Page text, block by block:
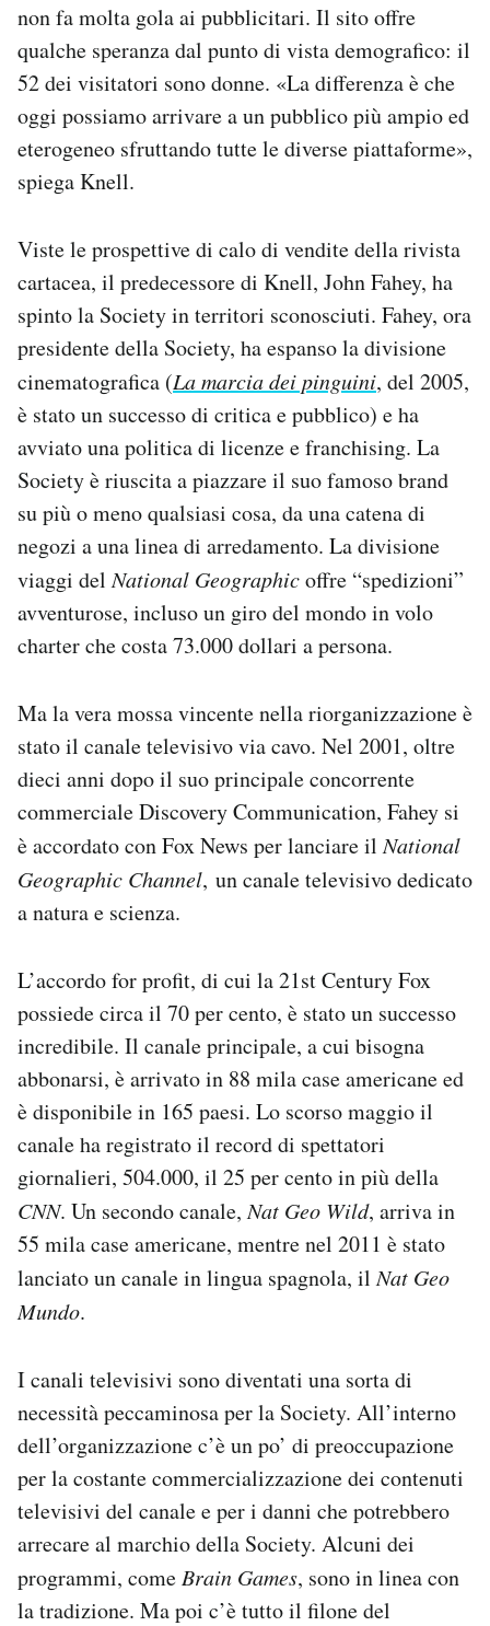
non fa molta gola ai pubblicitari. Il sito offre
qualche speranza dal punto di vista demografico: il
52 dei visitatori sono donne. «La differenza è che
oggi possiamo arrivare a un pubblico più ampio ed
eterogeneo sfruttando tutte le diverse piattaforme»,
spiega Knell.
Viste le prospettive di calo di vendite della rivista
cartacea, il predecessore di Knell, John Fahey, ha
spinto la Society in territori sconosciuti. Fahey, ora
presidente della Society, ha espanso la divisione
cinematografica (La marcia dei pinguini, del 2005,
è stato un successo di critica e pubblico) e ha
avviato una politica di licenze e franchising. La
Society è riuscita a piazzare il suo famoso brand
su più o meno qualsiasi cosa, da una catena di
negozi a una linea di arredamento. La divisione
viaggi delNational Geographicoffre “spedizioni”
avventurose, incluso un giro del mondo in volo
charter che costa 73.000 dollari a persona.
Ma la vera mossa vincente nella riorganizzazione è
stato il canale televisivo via cavo. Nel 2001, oltre
dieci anni dopo il suo principale concorrente
commerciale Discovery Communication, Fahey si
è accordato con Fox News per lanciare ilNational
Geographic Channel, un canale televisivo dedicato
a natura e scienza.
L’accordo for profit, di cui la 21st Century Fox
possiede circa il 70 per cento, è stato un successo
incredibile. Il canale principale, a cui bisogna
abbonarsi, è arrivato in 88 mila case americane ed
è disponibile in 165 paesi. Lo scorso maggio il
canale ha registrato il record di spettatori
giornalieri, 504.000, il 25 per cento in più della
CNN. Un secondo canale,Nat Geo Wild, arriva in
55 mila case americane, mentre nel 2011 è stato
lanciato un canale in lingua spagnola, ilNat Geo
Mundo.
I canali televisivi sono diventati una sorta di
necessità peccaminosa per la Society. All’interno
dell’organizzazione c’è un po’ di preoccupazione
per la costante commercializzazione dei contenuti
televisivi del canale e per i danni che potrebbero
arrecare al marchio della Society. Alcuni dei
programmi, come Brain Games, sono in linea con
la tradizione. Ma poi c’è tutto il filone del